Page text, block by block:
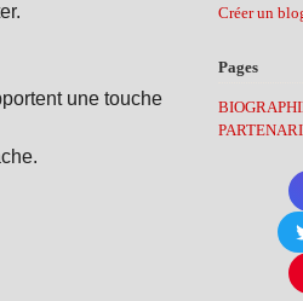
une touche
Créer un
Pages